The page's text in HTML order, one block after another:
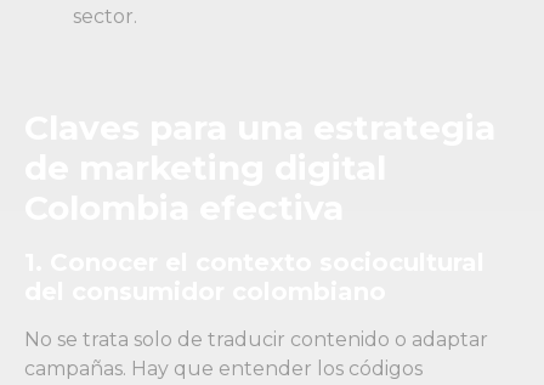
sector.
No se trata solo de traducir contenido o adaptar
campañas. Hay que entender los códigos